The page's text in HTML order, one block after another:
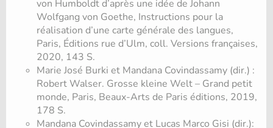
von Humboldt d’après une idée de Johann
Wolfgang von Goethe, Instructions pour la
réalisation d’une carte générale des langues,
Paris, Éditions rue d’Ulm, coll. Versions françaises,
2020, 143 S.
Marie José Burki et Mandana Covindassamy (dir.) :
Robert Walser. Grosse kleine Welt – Grand petit
monde, Paris, Beaux-Arts de Paris éditions, 2019,
178 S.
Mandana Covindassamy et Lucas Marco Gisi (dir.):